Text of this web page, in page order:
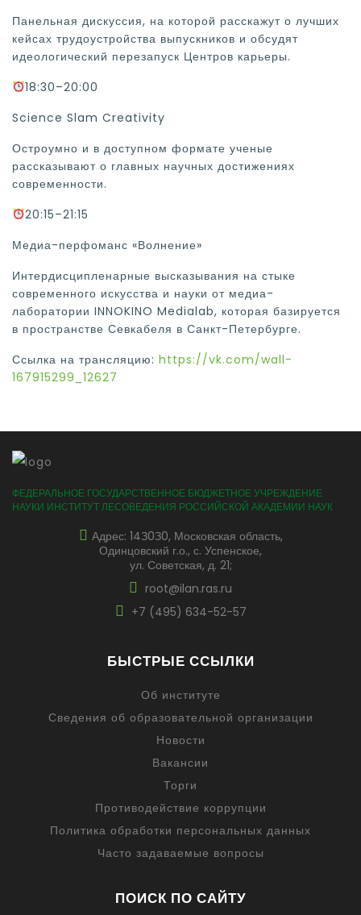
Панельная дискуссия, на которой расскажут о лучших
кейсах трудоустройства выпускников и обсудят
идеологический перезапуск Центров карьеры.
18:30–20:00
Science Slam Creativity
Остроумно и в доступном формате ученые
рассказывают о главных научных достижениях
современности.
20:15–21:15
Медиа-перфоманс «Волнение»
Интердисципленарные высказывания на стыке
современного искусства и науки от медиа-
лаборатории INNOKINO Medialab, которая базируется
в пространстве Севкабеля в Санкт-Петербурге.
Ссылка на трансляцию: https://vk.com/wall-
167915299_12627
ФЕДЕРАЛЬНОЕ ГОСУДАРСТВЕННОЕ БЮДЖЕТНОЕ УЧРЕЖДЕНИЕ
НАУКИ ИНСТИТУТ ЛЕСОВЕДЕНИЯ РОССИЙСКОЙ АКАДЕМИИ НАУК
Адрес: 14З0З0, Московская область,
Одинцовский г.о., с. Успенское,
ул. Советская, д. 21;
root@ilan.ras.ru
+7 (495) 634-52-57
БЫСТРЫЕ ССЫЛКИ
Об институте
Сведения об образовательной организации
Новости
Вакансии
Торги
Противодействие коррупции
Политика обработки персональных данных
Часто задаваемые вопросы
ПОИСК ПО САЙТУ